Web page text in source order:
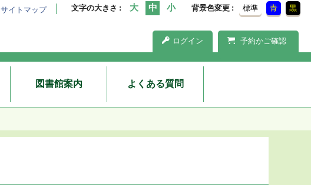
文字の大きさ 背景色変更 標準 青 黒
ログイン 予約かご確認
サイトマップ
図書館案内 よくある質問